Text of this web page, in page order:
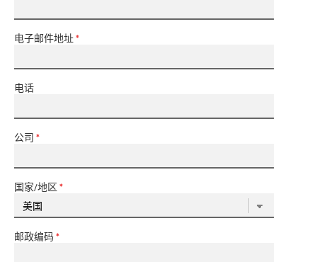
电子邮件地址*
电话
公司 *
国家/地区 *
邮政编码*